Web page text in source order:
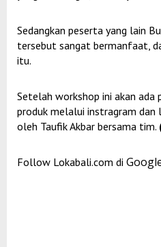
Sedangkan peserta yang lain
tersebut sangat bermanfaat,
itu.
Setelah workshop ini akan ada
produk melalui instragram dan
oleh Taufik Akbar bersama tim.
Follow Lokabali.com di